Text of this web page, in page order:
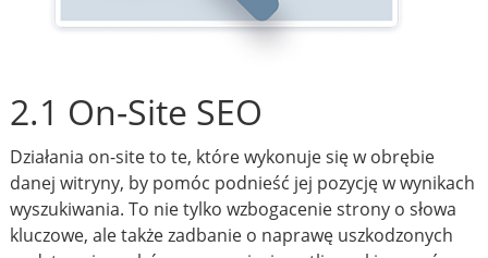
2.1 On-Site SEO
Działania on-site to te, które wykonuje się w obrębie
danej witryny, by pomóc podnieść jej pozycję w wynikach
wyszukiwania. To nie tylko wzbogacenie strony o słowa
kluczowe, ale także zadbanie o naprawę uszkodzonych